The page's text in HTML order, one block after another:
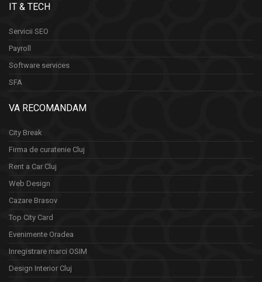
IT & TECH
Servicii SEO
Payroll
Software services
SFA
VA RECOMANDAM
City Break
Firma de curatenie Cluj
Rent a Car Cluj
Web Design
Cazare Brasov
Top City Card
Evenimente Oradea
Inregistrare marci OSIM
Design Interior Cluj